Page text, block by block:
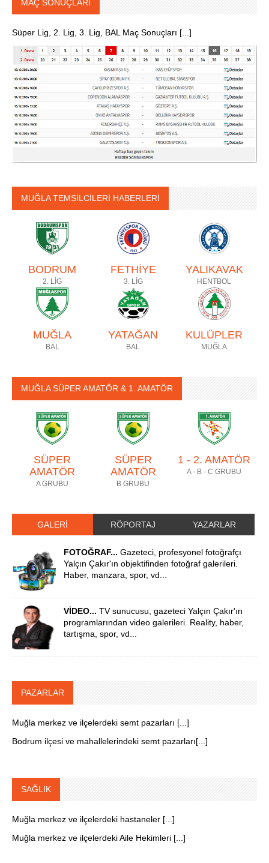
MAÇ SONUÇLARI
Süper Lig, 2. Lig, 3. Lig, BAL Maç Sonuçları [...]
MUĞLA TEMSİLCİLERİ HABERLERİ
BODRUM
2. LİG
FETHİYE
3. LİG
YALIKAVAK
HENTBOL
MUĞLA
BAL
YATAĞAN
BAL
KULÜPLER
MUĞLA
MUĞLA SÜPER AMATÖR & 1. AMATÖR
SÜPER
AMATÖR
A GRUBU
SÜPER
AMATÖR
B GRUBU
1 - 2. AMATÖR
A - B - C GRUBU
GALERİ RÖPORTAJ YAZARLAR
FOTOĞRAF... Gazeteci, profesyonel fotoğrafçı
Yalçın Çakır'ın objektifinden fotoğraf galerileri.
Haber, manzara, spor, vd...
VİDEO... TV sunucusu, gazeteci Yalçın Çakır'ın
programlarından video galerileri. Reality, haber,
tartışma, spor, vd...
PAZARLAR
Muğla merkez ve ilçelerdeki semt pazarları [...]
Bodrum ilçesi ve mahallelerindeki semt pazarları[...]
SAĞLIK
Muğla merkez ve ilçelerdeki hastaneler [...]
Muğla merkez ve ilçelerdeki Aile Hekimleri [...]